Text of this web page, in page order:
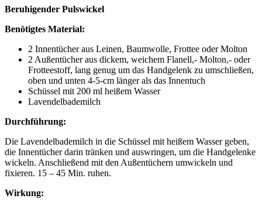
Beruhigender Pulswickel
Benötigtes Material:
2 Innentücher aus Leinen, Baumwolle, Frottee oder Molton
2 Außentücher aus dickem, weichem Flanell,- Molton,- oder
Frotteestoff, lang genug um das Handgelenk zu umschließen,
oben und unten 4-5-cm länger als das Innentuch
Schüssel mit 200 ml heißem Wasser
Lavendelbademilch
Durchführung:
Die Lavendelbademilch in die Schüssel mit heißem Wasser geben,
die Innentücher darin tränken und auswringen, um die Handgelenke
wickeln. Anschließend mit den Außentüchern umwickeln und
fixieren. 15 – 45 Min. ruhen.
Wirkung: